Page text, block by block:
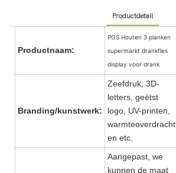
Productdetail
Productnaam:
POS Houten 3 planken
supermarkt drankfles
display voor drank
Branding/kunstwerk:
Zeefdruk, 3D-
letters, geëtst
logo, UV-printen,
warmteoverdracht
en etc.
Aangepast, we
kunnen de maat